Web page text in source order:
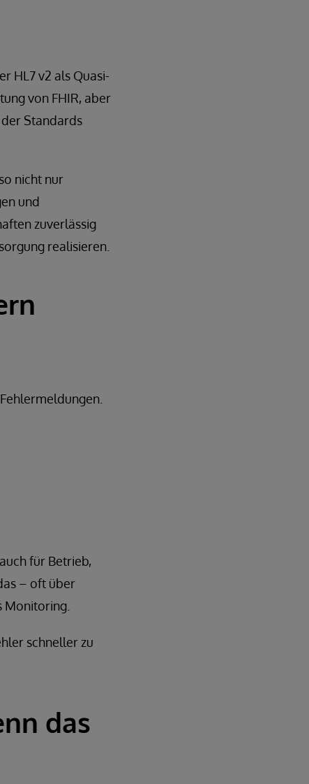
HL7 v2 als Quasi-
von FHIR, aber
der Standards
nicht nur
und
zuverlässig
realisieren.
für Betrieb,
– oft über
Monitoring.
schneller zu
das